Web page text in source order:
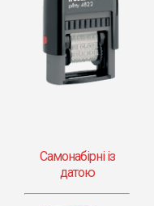
Самонабірні із
датою